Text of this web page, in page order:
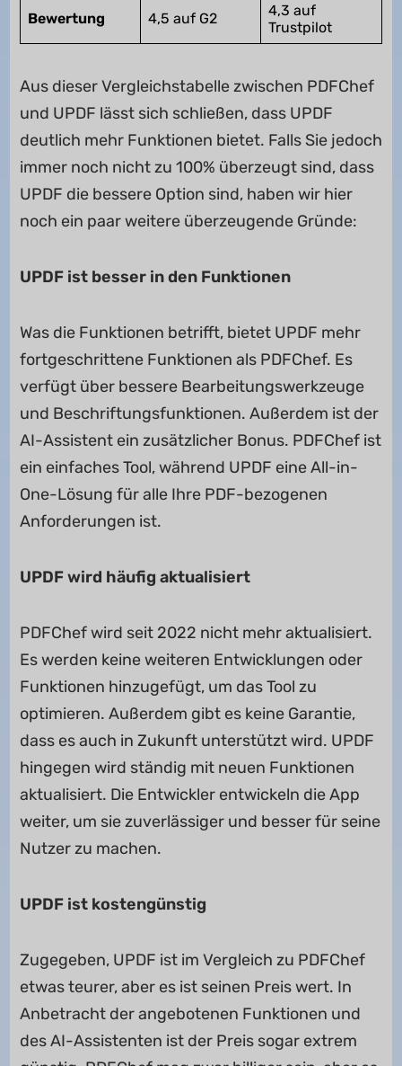
Bewertung 4,5 auf G2
4,3 auf
Trustpilot
Aus dieser Vergleichstabelle zwischen PDFChef
und UPDF lässt sich schließen, dass UPDF
deutlich mehr Funktionen bietet. Falls Sie jedoch
immer noch nicht zu 100% überzeugt sind, dass
UPDF die bessere Option sind, haben wir hier
noch ein paar weitere überzeugende Gründe:
UPDF ist besser in den Funktionen
Was die Funktionen betrifft, bietet UPDF mehr
fortgeschrittene Funktionen als PDFChef. Es
verfügt über bessere Bearbeitungswerkzeuge
und Beschriftungsfunktionen. Außerdem ist der
AI-Assistent ein zusätzlicher Bonus. PDFChef ist
ein einfaches Tool, während UPDF eine All-in-
One-Lösung für alle Ihre PDF-bezogenen
Anforderungen ist.
UPDF wird häufig aktualisiert
PDFChef wird seit 2022 nicht mehr aktualisiert.
Es werden keine weiteren Entwicklungen oder
Funktionen hinzugefügt, um das Tool zu
optimieren. Außerdem gibt es keine Garantie,
dass es auch in Zukunft unterstützt wird. UPDF
hingegen wird ständig mit neuen Funktionen
aktualisiert. Die Entwickler entwickeln die App
weiter, um sie zuverlässiger und besser für seine
Nutzer zu machen.
UPDF ist kostengünstig
Zugegeben, UPDF ist im Vergleich zu PDFChef
etwas teurer, aber es ist seinen Preis wert. In
Anbetracht der angebotenen Funktionen und
des AI-Assistenten ist der Preis sogar extrem